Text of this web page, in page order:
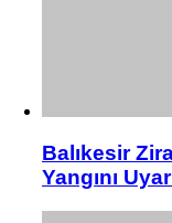
Balıkesir
Yangını